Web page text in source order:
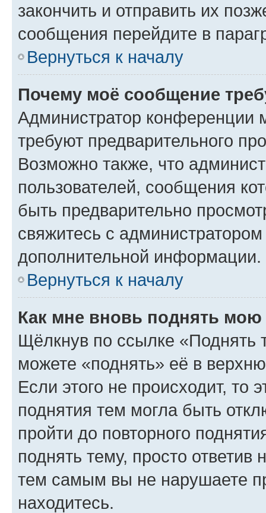
закончить и отправить их
сообщения перейдите в
Вернуться к началу
Почему моё сообщение
Администратор конференции
требуют предварительного
Возможно также, что
пользователей, сообщения
быть предварительно
свяжитесь с
дополнительной информации.
Вернуться к началу
Как мне вновь поднять мою
Щёлкнув по ссылке «Поднять
можете «поднять» её в
Если этого не происходит, то
поднятия тем могла быть
пройти до повторного
поднять тему, просто ответив
тем самым вы не нарушаете
находитесь.